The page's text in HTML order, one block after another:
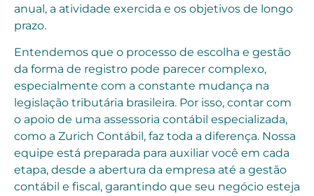
anual, a atividade exercida e os objetivos de longo
prazo.
Entendemos que o processo de escolha e gestão
da forma de registro pode parecer complexo,
especialmente com a constante mudança na
legislação tributária brasileira. Por isso, contar com
o apoio de uma assessoria contábil especializada,
como a Zurich Contábil, faz toda a diferença. Nossa
equipe está preparada para auxiliar você em cada
etapa, desde a abertura da empresa até a gestão
contábil e fiscal, garantindo que seu negócio esteja